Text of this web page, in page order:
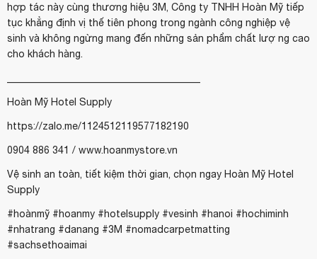
hợp tác này cùng thương hiệu 3M, Công ty TNHH Hoàn Mỹ tiếp
tục khẳng định vị thế tiên phong trong ngành công nghiệp vệ
sinh và không ngừng mang đến những sản phẩm chất lượ ng cao
cho khách hàng.
Hoàn Mỹ Hotel Supply
https://zalo.me/1124512119577182190
0904 886 341 / www.hoanmystore.vn
Vệ sinh an toàn, tiết kiệm thời gian, chọn ngay Hoàn Mỹ Hotel
Supply
#hoànmỹ #hoanmy #hotelsupply #vesinh #hanoi #hochiminh
#nhatrang #danang #3M #nomadcarpetmatting
#sachsethoaimai